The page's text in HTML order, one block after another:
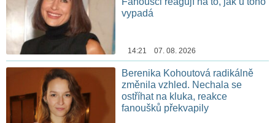
vypadá
14:21 07. 08. 2026
Berenika Kohoutová radikálně
změnila vzhled. Nechala se
ostříhat na kluka, reakce
fanoušků překvapily